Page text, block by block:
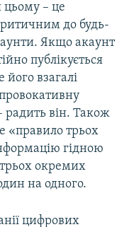
– це
до будь-
Якщо акаунт
публікується
взагалі
радить він. Також
«правило трьох
гідною
трьох окремих
на одного.
цифрових